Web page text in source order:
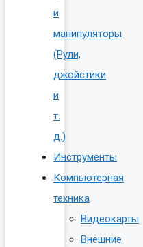
и
манипуляторы
(Рули,
джойстики
и
т.
д.)
Инструменты
Компьютерная
техника
Видеокарты
Внешние